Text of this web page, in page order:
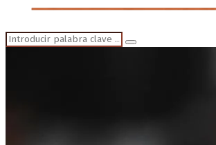
Search
for:
Search